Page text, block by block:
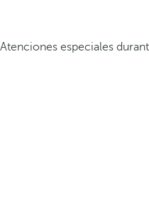
Atenciones especiales